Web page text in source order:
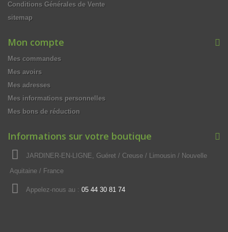
Conditions Générales de Vente
sitemap
Mon compte
Mes commandes
Mes avoirs
Mes adresses
Mes informations personnelles
Mes bons de réduction
Informations sur votre boutique
JARDINER-EN-LIGNE, Guéret / Creuse / Limousin / Nouvelle
Aquitaine / France
Appelez-nous au : 05 44 30 81 74